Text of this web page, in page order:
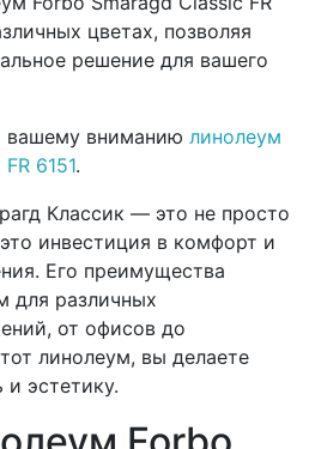
цветах, позволяя
решение для вашего
вашему вниманию линолеум
6151.
Классик — это не просто
инвестиция в комфорт и
Его преимущества
для различных
от офисов до
линолеум, вы делаете
и эстетику.